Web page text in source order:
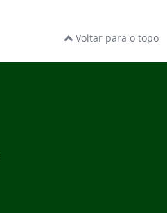
Voltar para o topo